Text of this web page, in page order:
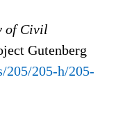
of Civil
Gutenberg
205/205-h/205-